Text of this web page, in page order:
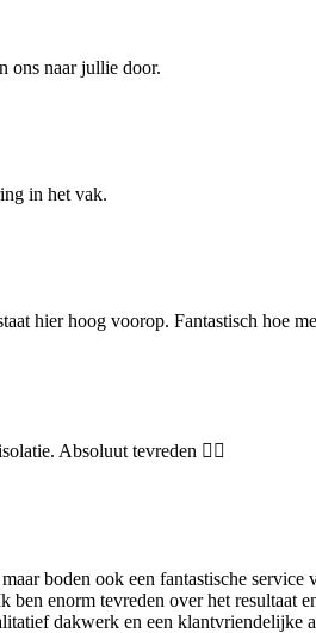
ons naar jullie door.
in het vak.
hier hoog voorop. Fantastisch hoe
Absoluut tevreden 👌🏻
boden ook een fantastische
enorm tevreden over het resultaat
dakwerk en een klantvriendelijke